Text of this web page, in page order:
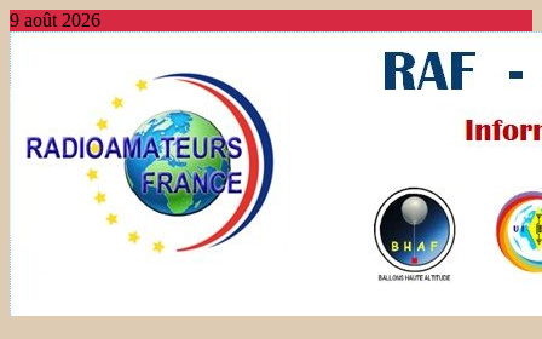
9 août 2026